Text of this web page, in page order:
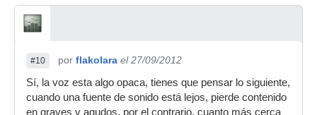
#10 por flakolara el 27/09/2012
Sí, la voz esta algo opaca, tienes que pensar lo siguiente,
cuando una fuente de sonido está lejos, pierde contenido
en graves y agudos, por el contrario, cuanto más cerca